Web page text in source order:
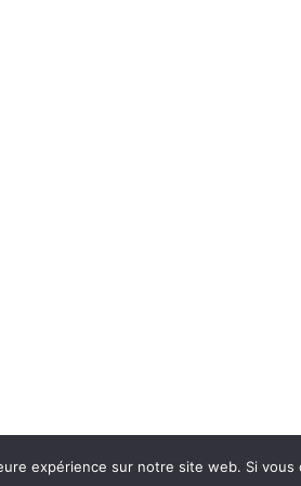
expérience sur notre site web. Si